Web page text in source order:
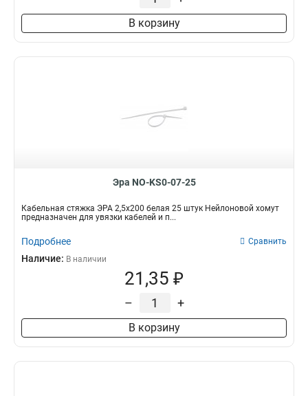
В корзину
Эра NO-KS0-07-25
Кабельная стяжка ЭРА 2,5х200 белая 25 штук Нейлоновой хомут
предназначен для увязки кабелей и п...
Подробнее Сравнить
Наличие: В наличии
21,35 ₽
– +
В корзину